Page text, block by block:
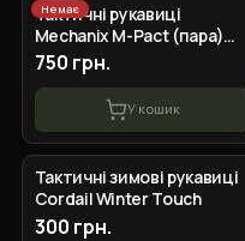
Немає
Тактичні рукавиці
Mechanix M-Pact (пара)
Мультикам
750 грн.
У кошик
+6вар.
Тактичні зимові рукавиці
Cordail Winter Touch
300 грн.